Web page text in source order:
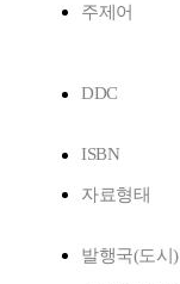
주제어
DDC
ISBN
자료형태
발행국(도시)